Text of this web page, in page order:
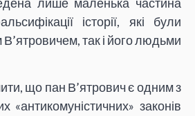
історії, які були
так і його людьми
що пан В’ятрович є одним з
«антикомуністичних» законів